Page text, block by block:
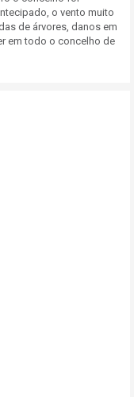
o vento muito
de árvores, danos em
em todo o concelho de